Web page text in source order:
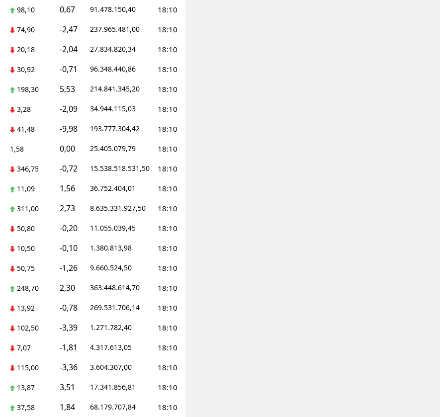
98,10 0,67 91.478.150,40 18:10
74,90 -2,47 237.965.481,00 18:10
20,18 -2,04 27.834.820,34 18:10
30,92 -0,71 96.348.440,86 18:10
198,30 5,53 214.841.345,20 18:10
3,28 -2,09 34.944.115,03 18:10
41,48 -9,98 193.777.304,42 18:10
1,58 0,00 25.405.079,79 18:10
346,75 -0,72 15.538.518.531,50 18:10
11,09 1,56 36.752.404,01 18:10
311,00 2,73 8.635.331.927,50 18:10
50,80 -0,20 11.055.039,45 18:10
10,50 -0,10 1.380.813,98 18:10
50,75 -1,26 9.660.524,50 18:10
248,70 2,30 363.448.614,70 18:10
13,92 -0,78 269.531.706,14 18:10
102,50 -3,39 1.271.782,40 18:10
7,07 -1,81 4.317.613,05 18:10
115,00 -3,36 3.604.307,00 18:10
13,87 3,51 17.341.856,81 18:10
37,58 1,84 68.179.707,84 18:10